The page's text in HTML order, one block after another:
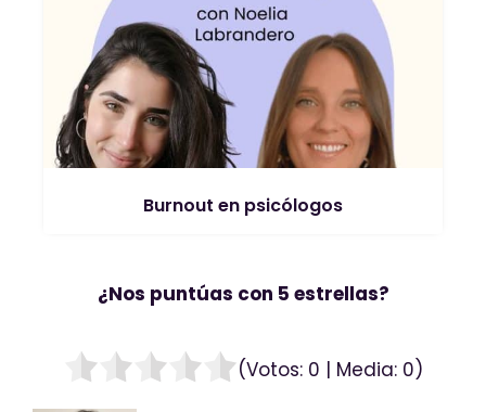
Burnout en psicólogos
¿Nos puntúas con 5 estrellas?
(Votos: 0 | Media: 0)